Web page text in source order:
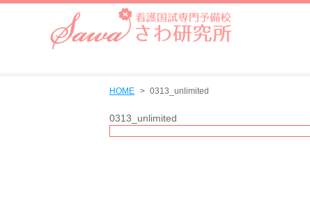
HOME 0313_unlimited
0313_unlimited